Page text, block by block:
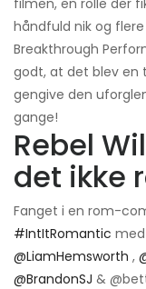
håndfuld nik og flere
Breakthrough
godt, at det blev en
gengive den
gange!
Rebel
det ikke
Fanget i en rom-
#IntItRomantic
@LiamHemsworth ,
@BrandonSJ &